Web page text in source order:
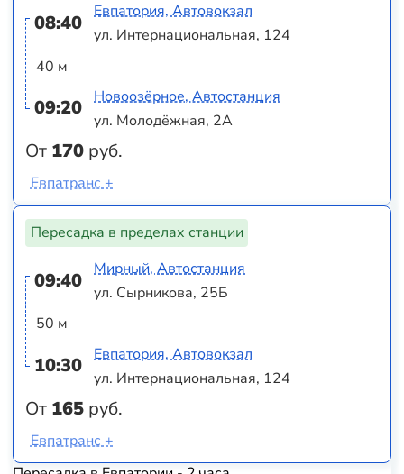
08:40
40 м
09:20
От 170 руб.
Евпатория, Автовокзал
ул. Интернациональная, 124
Новоозёрное, Автостанция
ул. Молодёжная, 2А
Евпатранс +
Пересадка в пределах станции
09:40
50 м
10:30
От 165 руб.
Мирный, Автостанция
ул. Сырникова, 25Б
Евпатория, Автовокзал
ул. Интернациональная, 124
Евпатранс +